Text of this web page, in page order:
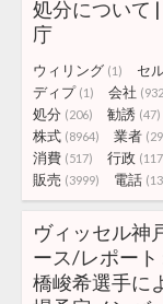
処分について
庁
ウィリング (1) セ
ディプ (1) 会社
処分 (206) 勧誘 (47)
株式 (8964) 業者
消費 (517) 行政
販売 (3999) 電話
ヴィッセル神
ース/レポート
橋峻希選手に